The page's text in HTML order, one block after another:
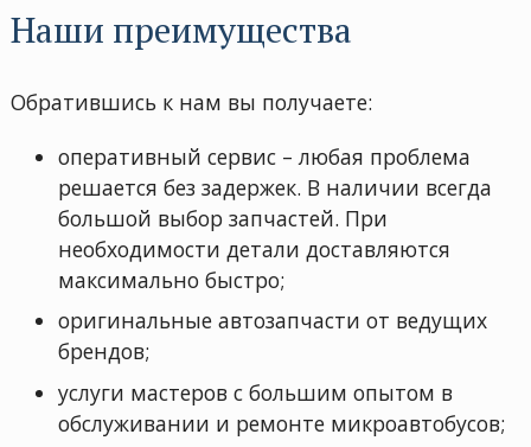
Наши преимущества
Обратившись к нам вы получаете:
оперативный сервис – любая проблема
решается без задержек. В наличии всегда
большой выбор запчастей. При
необходимости детали доставляются
максимально быстро;
оригинальные автозапчасти от ведущих
брендов;
услуги мастеров с большим опытом в
обслуживании и ремонте микроавтобусов;